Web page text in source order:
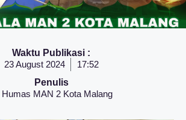
Waktu Publikasi :
23 August 2024
17:52
Penulis
Humas MAN 2 Kota Malang